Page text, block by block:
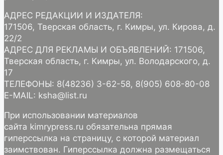
АДРЕС РЕДАКЦИИ И ИЗДАТЕЛЯ:
171506, Тверская область, г. Кимры, ул. Кирова, д.
22/2
АДРЕС ДЛЯ РЕКЛАМЫ И ОБЪЯВЛЕНИЙ: 171506,
Тверская область, г. Кимры, ул. Володарского, д.
17
ТЕЛЕФОНЫ: 8(48236) 3-62-58, 8(905) 608-80-08
E-MAIL: ksha@list.ru
При использовании материалов
сайта kimrypress.ru обязательна прямая
гиперссылка на страницу, с которой материал
заимствован. Гиперссылка должна размещаться